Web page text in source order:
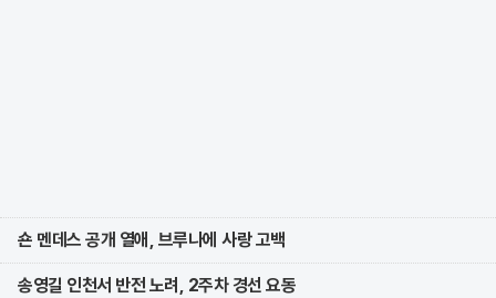
숀 멘데스 공개 열애, 브루나에 사랑 고백
송영길 인천서 반전 노려, 2주차 경선 요동